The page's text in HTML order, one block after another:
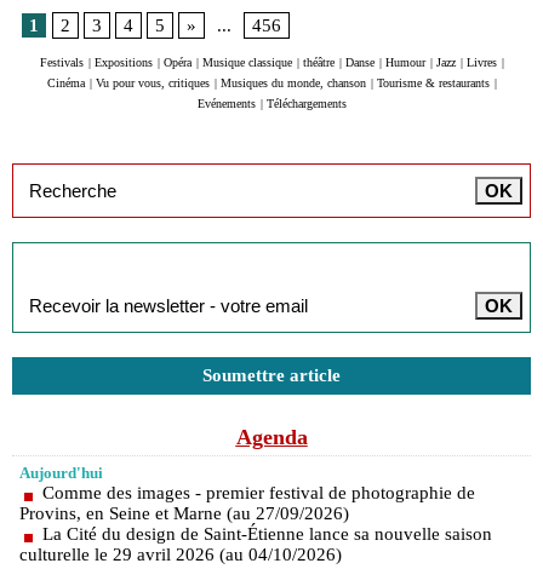
1
2 3 4 5 » ... 456
Festivals | Expositions | Opéra | Musique classique | théâtre | Danse | Humour | Jazz | Livres |
Cinéma | Vu pour vous, critiques | Musiques du monde, chanson | Tourisme & restaurants |
Evénements | Téléchargements
Soumettre article
Agenda
Aujourd'hui
Comme des images - premier festival de photographie de
Provins, en Seine et Marne (au 27/09/2026)
La Cité du design de Saint-Étienne lance sa nouvelle saison
culturelle le 29 avril 2026 (au 04/10/2026)